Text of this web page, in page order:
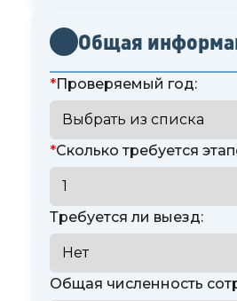
Общая
*Проверяемый год:
*Сколько требуется
Требуется ли выезд:
Общая численность